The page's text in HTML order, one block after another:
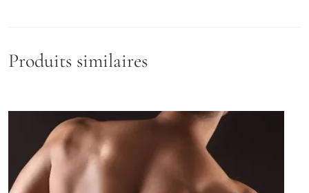
Produits similaires